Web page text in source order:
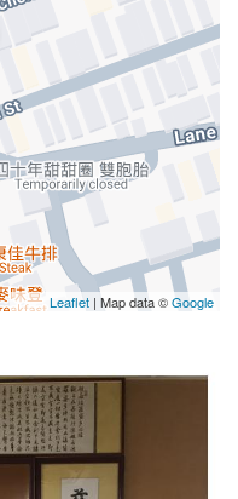
Leaflet | Map data ©Google